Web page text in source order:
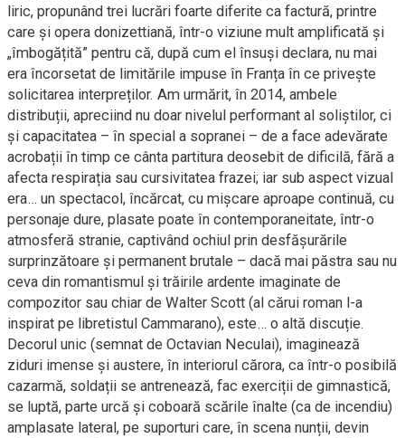
liric, propunând trei lucrări foarte diferite ca factură, printre
care și opera donizettiană, într-o viziune mult amplificată și
„îmbogățită” pentru că, după cum el însuși declara, nu mai
era încorsetat de limitările impuse în Franța în ce privește
solicitarea interpreților. Am urmărit, în 2014, ambele
distribuții, apreciind nu doar nivelul performant al soliștilor, ci
și capacitatea – în special a sopranei – de a face adevărate
acrobații în timp ce cânta partitura deosebit de dificilă, fără a
afecta respirația sau cursivitatea frazei; iar sub aspect vizual
era… un spectacol, încărcat, cu mișcare aproape continuă, cu
personaje dure, plasate poate în contemporaneitate, într-o
atmosferă stranie, captivând ochiul prin desfășurările
surprinzătoare și permanent brutale – dacă mai păstra sau nu
ceva din romantismul și trăirile ardente imaginate de
compozitor sau chiar de Walter Scott (al cărui roman l-a
inspirat pe libretistul Cammarano), este… o altă discuție.
Decorul unic (semnat de Octavian Neculai), imaginează
ziduri imense și austere, în interiorul cărora, ca într-o posibilă
cazarmă, soldații se antrenează, fac exerciții de gimnastică,
se luptă, parte urcă și coboară scările înalte (ca de incendiu)
amplasate lateral, pe suporturi care, în scena nunții, devin